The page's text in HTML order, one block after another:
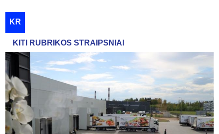
KR
KITI RUBRIKOS STRAIPSNIAI